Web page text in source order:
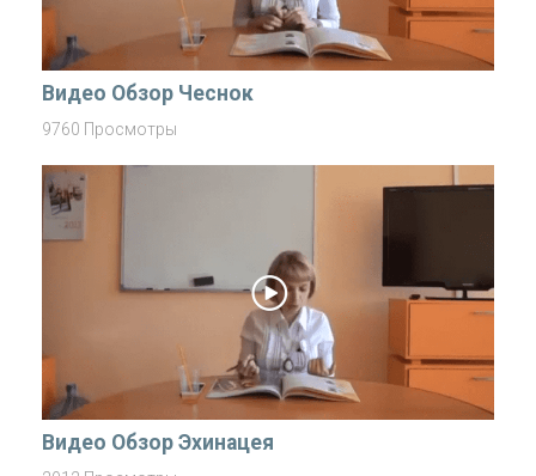
Видео Обзор Чеснок
9760 Просмотры
Видео Обзор Эхинацея